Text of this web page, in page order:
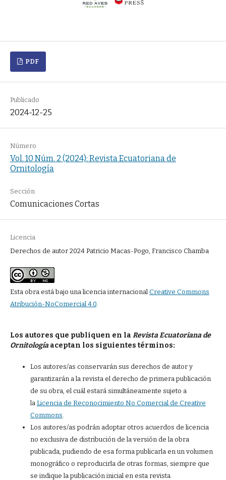
PDF
Publicado
2024-12-25
Número
Vol. 10 Núm. 2 (2024): Revista Ecuatoriana de
Ornitología
Sección
Comunicaciones Cortas
Licencia
Derechos de autor 2024 Patricio Macas-Pogo, Francisco Chamba
Esta obra está bajo una licencia internacional Creative Commons
Atribución-NoComercial 4.0.
Los autores que publiquen en la Revista Ecuatoriana de
Ornitologíaaceptan los siguientes términos:
Los autores/as conservarán sus derechos de autor y
garantizarán a la revista el derecho de primera publicación
de su obra, el cuál estará simultáneamente sujeto a
la Licencia de Reconocimiento No Comercial de Creative
Commons
Los autores/as podrán adoptar otros acuerdos de licencia
no exclusiva de distribución de la versión de la obra
publicada, pudiendo de esa forma publicarla en un volumen
monográfico o reproducirla de otras formas, siempre que
se indique la publicación inicial en esta revista.